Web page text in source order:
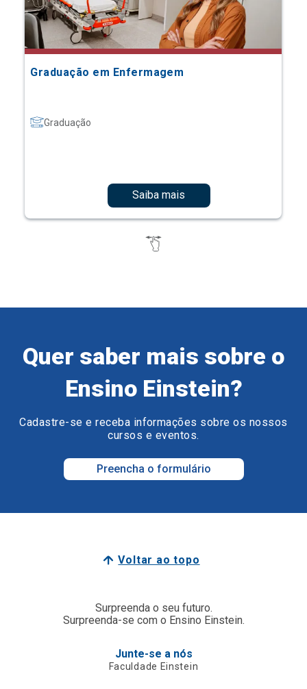
Graduação em Enfermagem
Graduação
Saiba mais
Quer saber mais sobre o
Ensino Einstein?
Cadastre-se e receba informações sobre os nossos
cursos e eventos.
Preencha o formulário
Voltar ao topo
Surpreenda o seu futuro.
Surpreenda-se com o Ensino Einstein.
Junte-se a nós
Faculdade Einstein